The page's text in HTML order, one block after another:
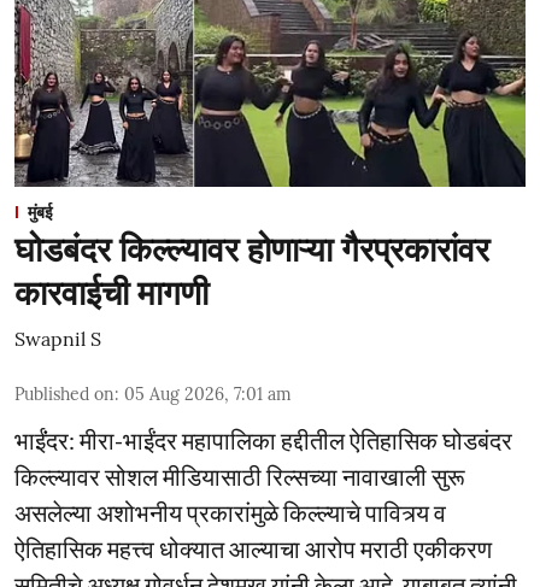
मुंबई
घोडबंदर किल्ल्यावर होणाऱ्या गैरप्रकारांवर
कारवाईची मागणी
Swapnil S
Published on: 05 Aug 2026, 7:01 am
भाईंंदर: मीरा-भाईंदर महापालिका हद्दीतील ऐतिहासिक घोडबंदर
किल्ल्यावर सोशल मीडियासाठी रिल्सच्या नावाखाली सुरू
असलेल्या अशोभनीय प्रकारांमुळे किल्ल्याचे पावित्र्य व
ऐतिहासिक महत्त्व धोक्यात आल्याचा आरोप मराठी एकीकरण